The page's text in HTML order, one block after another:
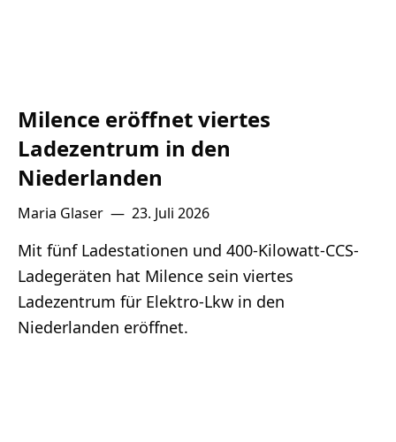
Milence eröffnet viertes
Ladezentrum in den
Niederlanden
Maria Glaser — 23. Juli 2026
Mit fünf Ladestationen und 400-Kilowatt-CCS-
Ladegeräten hat Milence sein viertes
Ladezentrum für Elektro-Lkw in den
Niederlanden eröffnet.